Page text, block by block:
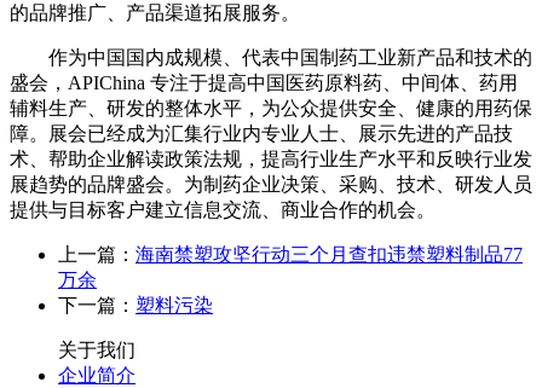
的品牌推广、产品渠道拓展服务。
作为中国国内成规模、代表中国制药工业新产品和技术的
盛会，APIChina 专注于提高中国医药原料药、中间体、药用
辅料生产、研发的整体水平，为公众提供安全、健康的用药保
障。展会已经成为汇集行业内专业人士、展示先进的产品技
术、帮助企业解读政策法规，提高行业生产水平和反映行业发
展趋势的品牌盛会。为制药企业决策、采购、技术、研发人员
提供与目标客户建立信息交流、商业合作的机会。
上一篇： 海南禁塑攻坚行动三个月查扣违禁塑料制品77
万余
下一篇： 塑料污染
关于我们
企业简介